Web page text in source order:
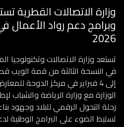
وزارة الاتصالات القطرية
وبرامج دعم رواد
2026
تستعد وزارة الاتصالات
إلى 4 فبراير في مركز الدوحة
الوزارة مع وزارة الرياضة والشباب
رحلة التحول الرقمي للبلاد وجهود
تسليط الضوء على البرامج الوطنية